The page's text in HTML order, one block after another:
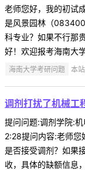
老师您好，我的初试
是风景园林（
科专业？如果不行那
好！欢迎报考海南大
海南大学考研问题 本
调剂打扰了机械工
提问问题:调剂学院:
2:28提问内容:老师您
是否接受调剂？如果
收，具体的缺额信息